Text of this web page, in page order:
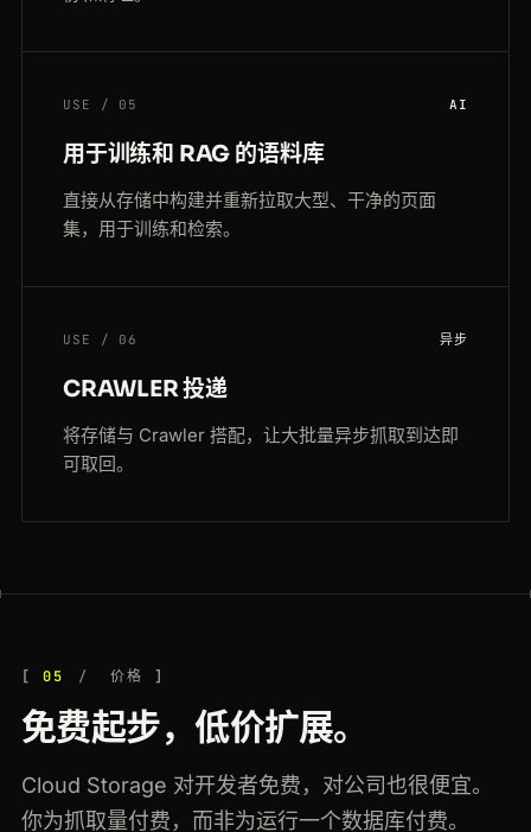
USE / 05 AI
用于训练和 RAG 的语料库
直接从存储中构建并重新拉取大型、干净的页面
集，用于训练和检索。
USE / 06 异步
CRAWLER 投递
将存储与 Crawler 搭配，让大批量异步抓取到达即
可取回。
05 价格
免费起步，低价扩展。
Cloud Storage 对开发者免费，对公司也很便宜。
你为抓取量付费，而非为运行一个数据库付费。